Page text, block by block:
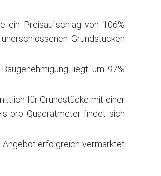
ein Preisaufschlag von 106%
Grundstücken
liegt um 97%
für Grundstücke mit einer
pro Quadratmeter findet sich
Angebot erfolgreich vermarktet